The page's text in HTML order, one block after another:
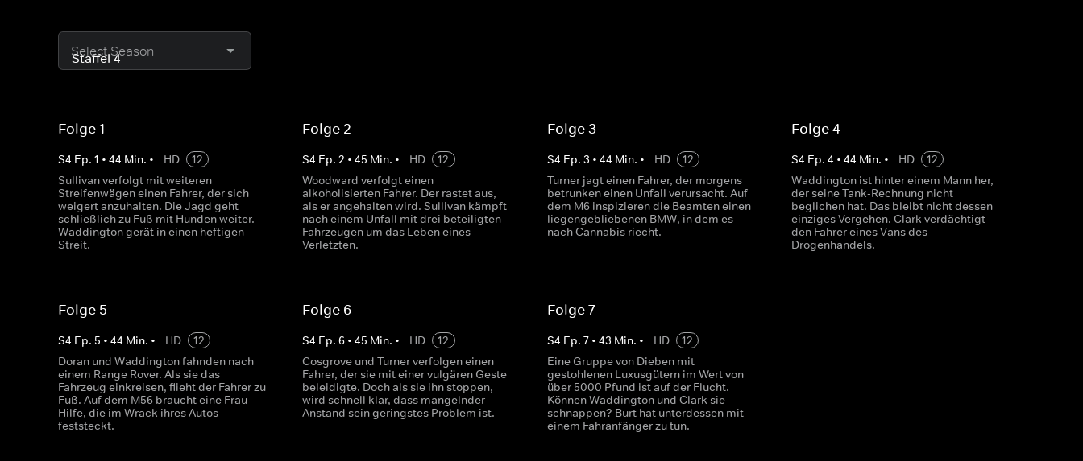
Select Season
Folge 1
S4 Ep. 1 • 44 Min. • HD
12
Sullivan verfolgt mit weiteren
Streifenwägen einen Fahrer, der sich
weigert anzuhalten. Die Jagd geht
schließlich zu Fuß mit Hunden weiter.
Waddington gerät in einen heftigen
Streit.
Folge 2
S4 Ep.2 •45 Min. • HD
12
Woodward verfolgt einen
alkoholisierten Fahrer. Der rastet aus,
als er angehalten wird. Sullivan kämpft
nach einem Unfall mit drei beteiligten
Fahrzeugen um das Leben eines
Verletzten.
Folge 3
S4 Ep. 3 • 44 Min. • HD
12
Turner jagt einen Fahrer, der morgens
betrunken einen Unfall verursacht. Auf
dem M6 inspizieren die Beamten einen
liegengebliebenen BMW, in dem es
nach Cannabis riecht.
Folge 4
S4 Ep. 4 • 44 Min. • HD
12
Waddington ist hinter einem Mann her,
der seine Tank-Rechnung nicht
beglichen hat. Das bleibt nicht dessen
einziges Vergehen. Clark verdächtigt
den Fahrer eines Vans des
Drogenhandels.
Folge 5
S4 Ep. 5 • 44 Min. • HD
12
Doran und Waddington fahnden nach
einem Range Rover. Als sie das
Fahrzeug einkreisen, flieht der Fahrer zu
Fuß. Auf dem M56 braucht eine Frau
Hilfe, die im Wrack ihres Autos
feststeckt.
Folge 6
S4 Ep.6 •45 Min. • HD
12
Cosgrove und Turner verfolgen einen
Fahrer, der sie mit einer vulgären Geste
beleidigte. Doch als sie ihn stoppen,
wird schnell klar, dass mangelnder
Anstand sein geringstes Problem ist.
Folge 7
S4 Ep. 7• 43 Min. • HD
12
Eine Gruppe von Dieben mit
gestohlenen Luxusgütern im Wert von
über 5000 Pfund ist auf der Flucht.
Können Waddington und Clark sie
schnappen? Burt hat unterdessen mit
einem Fahranfänger zu tun.